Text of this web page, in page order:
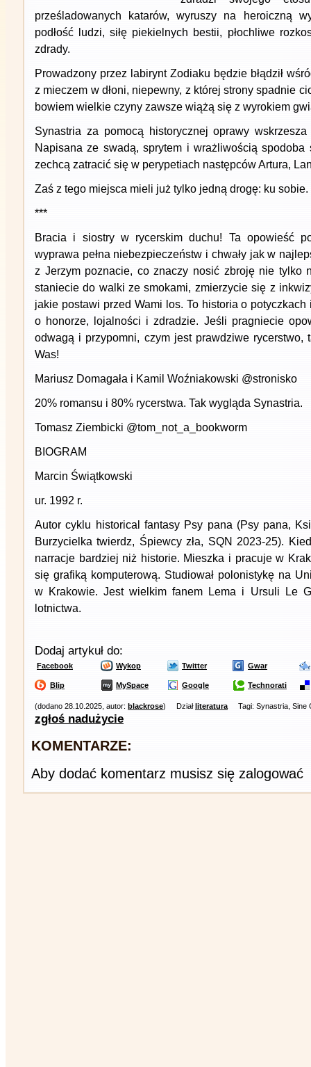
prześladowanych katarów, wyruszy na heroiczną
podłość ludzi, siłę piekielnych bestii, płochliwe
zdrady.
Prowadzony przez labirynt Zodiaku będzie błądził
z mieczem w dłoni, niepewny, z której strony spadnie
bowiem wielkie czyny zawsze wiążą się z wyrokiem
Synastria za pomocą historycznej oprawy
Napisana ze swadą, sprytem i wrażliwością spodoba
zechcą zatracić się w perypetiach następców Artura,
Zaś z tego miejsca mieli już tylko jedną drogę: ku sobie.
***
Bracia i siostry w rycerskim duchu! Ta opowieść
wyprawa pełna niebezpieczeństw i chwały jak w
z Jerzym poznacie, co znaczy nosić zbroję nie tylko
staniecie do walki ze smokami, zmierzycie się z
jakie postawi przed Wami los. To historia o
o honorze, lojalności i zdradzie. Jeśli pragniecie
odwagą i przypomni, czym jest prawdziwe rycerstwo,
Was!
Mariusz Domagała i Kamil Woźniakowski @stronisko
20% romansu i 80% rycerstwa. Tak wygląda Synastria.
Tomasz Ziembicki @tom_not_a_bookworm
BIOGRAM
Marcin Świątkowski
ur. 1992 r.
Autor cyklu historical fantasy Psy pana (Psy pana,
Burzycielka twierdz, Śpiewcy zła, SQN 2023-25).
narracje bardziej niż historie. Mieszka i pracuje w
się grafiką komputerową. Studiował polonistykę na
w Krakowie. Jest wielkim fanem Lema i Ursuli Le
lotnictwa.
Dodaj artykuł do:
Facebook Wykop Twitter Gwar
Blip MySpace Google Technorati
(dodano 28.10.2025, autor: blackrose) Działliteratura Tagi: Synastria, Sine
zgłoś nadużycie
KOMENTARZE:
Aby dodać komentarz musisz się zalogować